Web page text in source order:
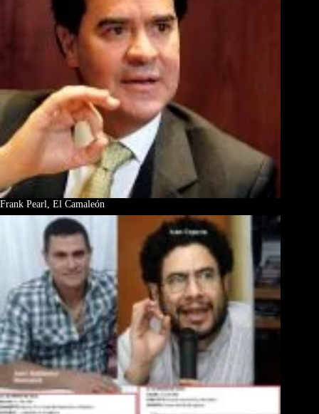
Frank Pearl, El Camaleón